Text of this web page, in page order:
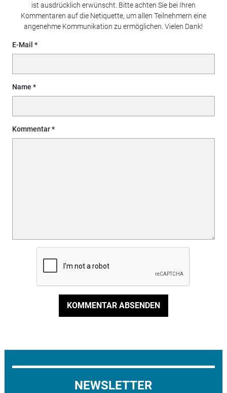
ist ausdrücklich erwünscht. Bitte achten Sie bei Ihren
Kommentaren auf die Netiquette, um allen Teilnehmern eine
angenehme Kommunikation zu ermöglichen. Vielen Dank!
E-Mail
Name
Kommentar
KOMMENTAR ABSENDEN
NEWSLETTER